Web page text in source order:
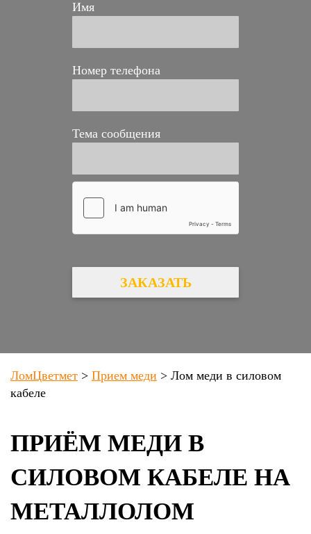
Имя
Номер телефона
Тема сообщения
ЗАКАЗАТЬ
ЛомЦветмет > Прием меди > Лом меди в силовом
кабеле
ПРИЁМ МЕДИ В
СИЛОВОМ КАБЕЛЕ НА
МЕТАЛЛОЛОМ